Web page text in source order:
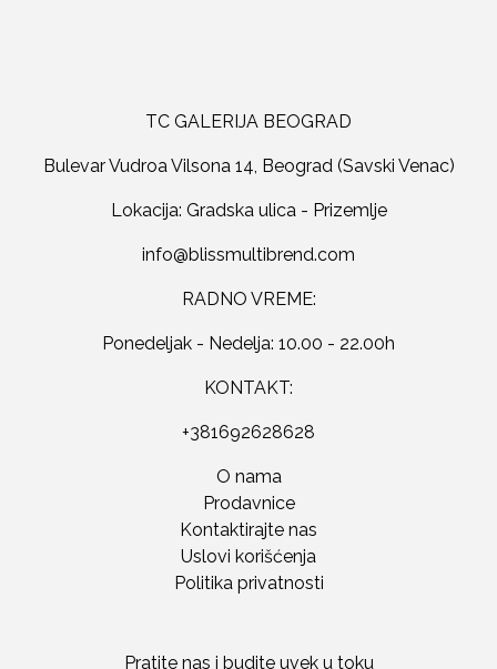
TC GALERIJA BEOGRAD
Bulevar Vudroa Vilsona 14, Beograd (Savski Venac)
Lokacija: Gradska ulica - Prizemlje
RADNO VREME:
Ponedeljak - Nedelja: 10.00 - 22.00h
KONTAKT:
+381692628628
O nama
Prodavnice
Kontaktirajte nas
Uslovi korišćenja
Politika privatnosti
Pratite nas i budite uvek u toku